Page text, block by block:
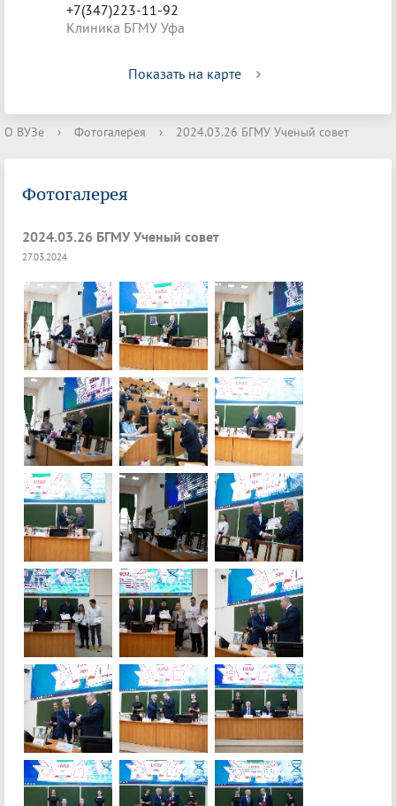
+7(347)223-11-92
Клиника БГМУ Уфа
Показать на карте
О ВУЗе › Фотогалерея › 2024.03.26 БГМУ Ученый совет
Фотогалерея
2024.03.26 БГМУ Ученый совет
27.03.2024